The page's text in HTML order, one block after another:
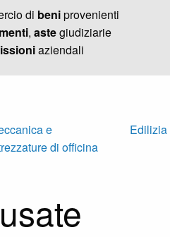
di beniprovenienti
, astegiudiziarie
aziendali
e
di officina
Edilizia